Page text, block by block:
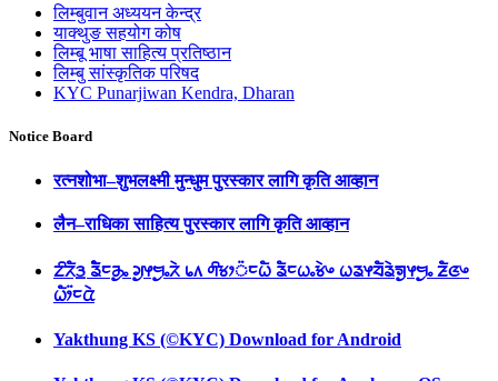
लिम्बुवान अध्ययन केन्द्र
याक्थुङ सहयोग कोष
लिम्बू भाषा साहित्य प्रतिष्ठान
लिम्बु सांस्कृतिक परिषद
KYC Punarjiwan Kendra, Dharan
Notice Board
रत्नशोभा–शुभलक्ष्मी मुन्धुम पुरस्कार लागि कृति आव्हान
लैन–राधिका साहित्य पुरस्कार लागि कृति आव्हान
ᤁᤡᤖᤠᤋ᤻ ᤕᤠᤠᤰᤌᤢᤱ ᤆᤢᤶᤗᤢᤱᤖᤧ ᥇᥈ ᤛᤡᤃᤣ᤺ᤰᤐᤠ ᤕᤠᤰᤐᤱᤃᤧᤴ ᤐᤕᤶᤔᤠᤕᤧᤈᤢᤶᤗᤢᤱ ᤏᤠᤜᤴ
ᤐᤥ᤺ᤰᤂᤧ
Yakthung KS (©KYC) Download for Android